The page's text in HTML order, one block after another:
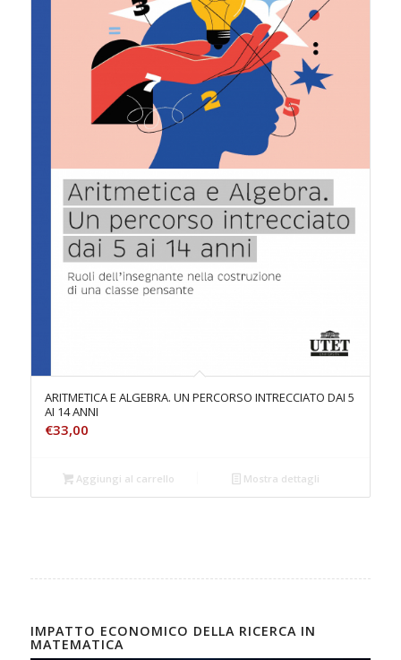
ARITMETICA E ALGEBRA. UN PERCORSO INTRECCIATO DAI 5
AI 14 ANNI
€33,00
Aggiungi al carrello Mostra dettagli
IMPATTO ECONOMICO DELLA RICERCA IN
MATEMATICA